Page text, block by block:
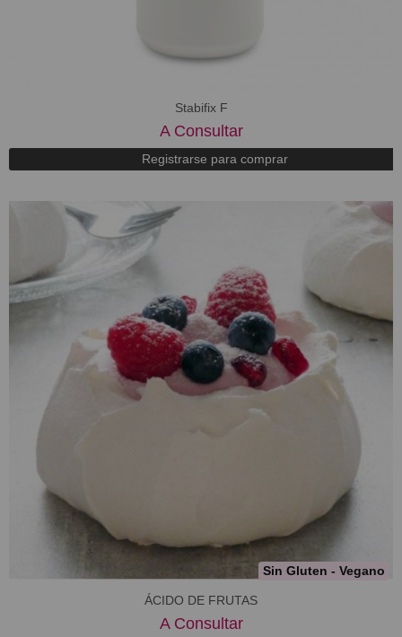
Stabifix F
A Consultar
Registrarse para comprar
Sin Gluten - Vegano
​ÁCIDO DE FRUTAS
A Consultar